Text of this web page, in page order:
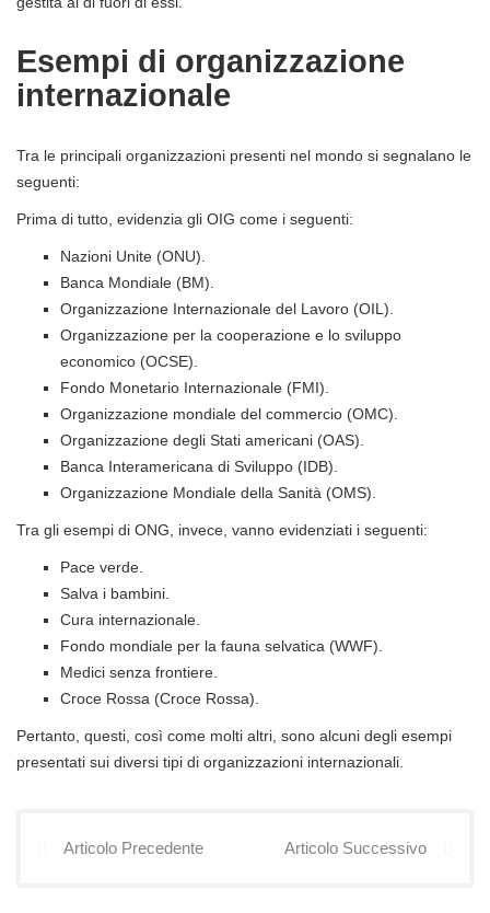
Esempi di organizzazione
internazionale
Tra le principali organizzazioni presenti nel mondo si segnalano le
seguenti:
Prima di tutto, evidenzia gli OIG come i seguenti:
Nazioni Unite (ONU).
Banca Mondiale (BM).
Organizzazione Internazionale del Lavoro (OIL).
Organizzazione per la cooperazione e lo sviluppo
economico (OCSE).
Fondo Monetario Internazionale (FMI).
Organizzazione mondiale del commercio (OMC).
Organizzazione degli Stati americani (OAS).
Banca Interamericana di Sviluppo (IDB).
Organizzazione Mondiale della Sanità (OMS).
Tra gli esempi di ONG, invece, vanno evidenziati i seguenti:
Pace verde.
Salva i bambini.
Cura internazionale.
Fondo mondiale per la fauna selvatica (WWF).
Medici senza frontiere.
Croce Rossa (Croce Rossa).
Pertanto, questi, così come molti altri, sono alcuni degli esempi
presentati sui diversi tipi di organizzazioni internazionali.
Articolo Precedente Articolo Successivo